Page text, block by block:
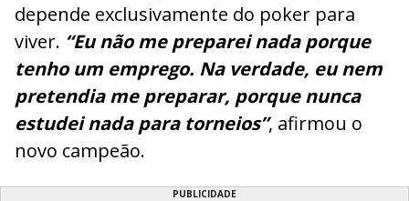
depende exclusivamente do poker para
viver. “Eu não me preparei nada porque
tenho um emprego. Na verdade, eu nem
pretendia me preparar, porque nunca
estudei nada para torneios”, afirmou o
novo campeão.
PUBLICIDADE